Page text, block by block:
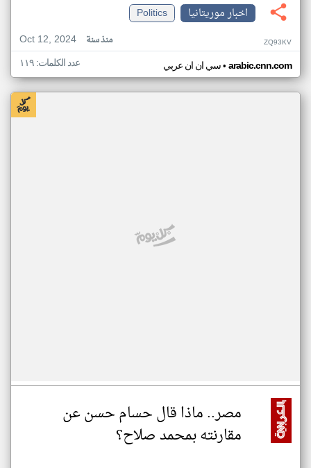
اخبار موريتانيا
Politics
Oct 12, 2024
منذ سنة ZQ93KV
سي ان ان عربي• arabic.cnn.com عدد الكلمات: ١١٩
مصر.. ماذا قال حسام حسن عن
مقارنته بمحمد صلاح؟